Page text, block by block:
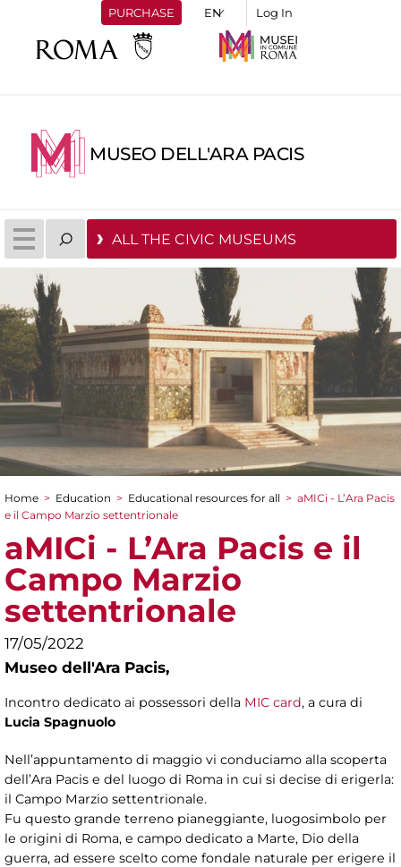
PURCHASE Log In
MUSEO DELL'ARA PACIS
ALL THE CIVIC MUSEUMS
You are here
Home > Education > Educational resources for all > aMICi - L’Ara Pacis
e il Campo Marzio settentrionale
aMICi - L’Ara Pacis e il
Campo Marzio
settentrionale
17/05/2022
Museo dell'Ara Pacis,
Incontro dedicato ai possessori della MIC card, a cura di
Lucia Spagnuolo
Nell’appuntamento di maggio vi conduciamo alla scoperta
dell’Ara Pacis e del luogo di Roma in cui si decise di erigerla:
il Campo Marzio settentrionale.
Fu questo grande terreno pianeggiante, luogosimbolo per
le origini di Roma, e campo dedicato a Marte, Dio della
guerra, ad essere scelto come fondale naturale per erigere il